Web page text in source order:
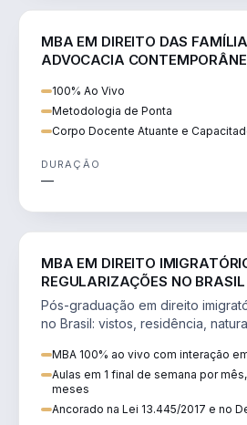
MBA EM DIREITO DAS
ADVOCACIA
100% Ao Vivo
Metodologia de Ponta
Corpo Docente Atuante e
DURAÇÃO
—
MBA EM DIREITO
REGULARIZAÇÕES NO BRASIL
Pós-graduação em direito
no Brasil: vistos, residência,
MBA 100% ao vivo com interação
Aulas em 1 final de semana por
meses
Ancorado na Lei 13.445/2017 e no